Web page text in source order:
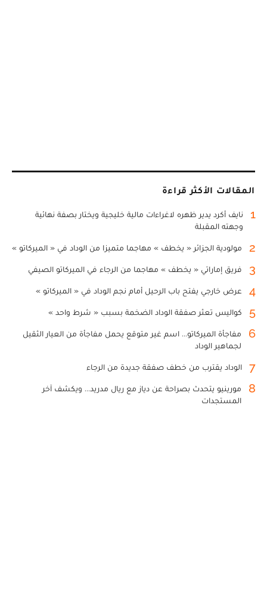
المقالات الأكثر قراءة
1
نايف أكرد يدير ظهره لاغراءات مالية خليجية ويختار بصفة نهائية
وجهته المقبلة
2 مولودية الجزائر « يخطف » مهاجما متميزا من الوداد في « الميركاتو »
3 فريق إماراتي « يخطف » مهاجما من الرجاء في الميركاتو الصيفي
4 عرض خارجي يفتح باب الرحيل أمام نجم الوداد في « الميركاتو »
5 كواليس تعثر صفقة الوداد الضخمة بسبب « شرط واحد »
6
مفاجأة الميركاتو... اسم غير متوقع يحمل مفاجأة من العيار الثقيل
لجماهير الوداد
7 الوداد يقترب من خطف صفقة جديدة من الرجاء
8
مورينيو يتحدث بصراحة عن دياز مع ريال مدريد... ويكشف آخر
المستجدات